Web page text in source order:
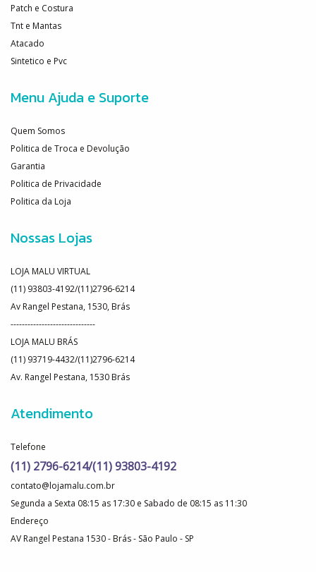
Patch e Costura
Tnt e Mantas
Atacado
Sintetico e Pvc
Menu Ajuda e Suporte
Quem Somos
Politica de Troca e Devolução
Garantia
Politica de Privacidade
Politica da Loja
Nossas Lojas
LOJA MALU VIRTUAL
(11) 93803-4192/(11)2796-6214
Av Rangel Pestana, 1530, Brás
------------------------------
LOJA MALU BRÁS
(11) 93719-4432/(11)2796-6214
Av. Rangel Pestana, 1530 Brás
Atendimento
Telefone
(11) 2796-6214/(11) 93803-4192
contato@lojamalu.com.br
Segunda a Sexta 08:15 as 17:30 e Sabado de 08:15 as 11:30
Endereço
AV Rangel Pestana 1530 - Brás - São Paulo - SP